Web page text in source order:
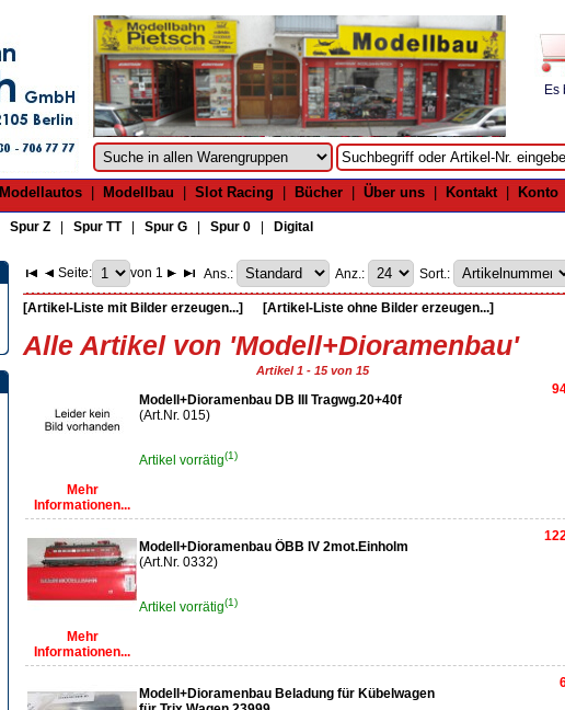
Es
Modellautos Modellbau Slot Racing Bücher Über uns Kontakt| Konto
Spur Z Spur TT| Spur G Spur 0 Digital
Seite: von 1 Ans.: Anz.: Sort.:
[Artikel-Liste mit Bilder erzeugen...] [Artikel-Liste ohne Bilder erzeugen...]
Alle Artikel von 'Modell+Dioramenbau'
Artikel 1 - 15 von 15
Mehr
Informationen...
Modell+Dioramenbau DB III Tragwg.20+40f
(Art.Nr. 015)
Artikel vorrätig(1)
Mehr
Informationen...
Modell+Dioramenbau ÖBB IV 2mot.Einholm
(Art.Nr. 0332)
Artikel vorrätig(1)
Modell+Dioramenbau Beladung für Kübelwagen